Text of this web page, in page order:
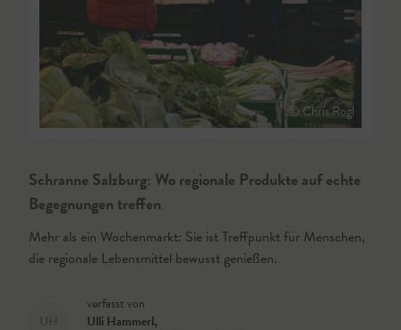
© Chris Rogl
Schranne Salzburg: Wo regionale Produkte auf echte
Begegnungen treffen
Mehr als ein Wochenmarkt: Sie ist Treffpunkt für Menschen,
die regionale Lebensmittel bewusst genießen.
verfasst von
Ulli Hammerl,